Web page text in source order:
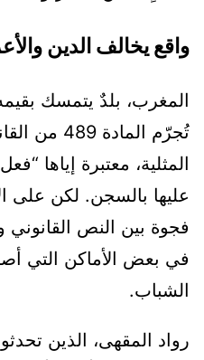
واقع يخالف الدين
المغرب، بلدٌ يتمسك بقيمه
تُجرّم
المثلية، معتبرة إياها
عليها بالسجن. لكن على
فجوة بين النص القانوني
في بعض الأماكن التي
الشباب.
رواد المقهى، الذين